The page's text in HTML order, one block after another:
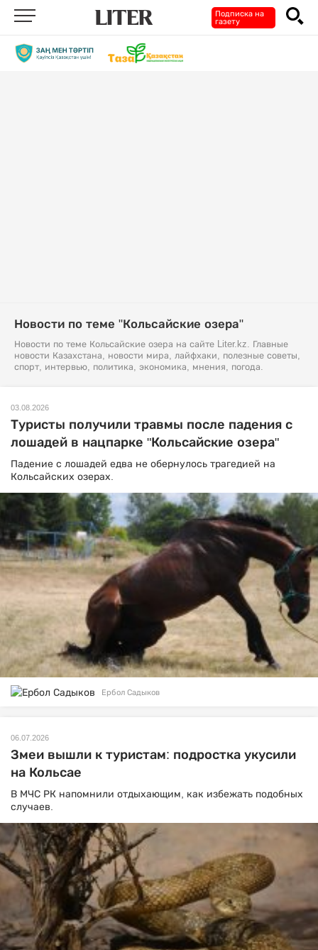
Подписка на
газету
Новости по теме "Кольсайские озера"
Новости по теме Кольсайские озера на сайте Liter.kz. Главные
новости Казахстана, новости мира, лайфхаки, полезные советы,
спорт, интервью, политика, экономика, мнения, погода.
03.08.2026
Туристы получили травмы после падения с
лошадей в нацпарке "Кольсайские озера"
Падение с лошадей едва не обернулось трагедией на
Кольсайских озерах.
Ербол Садыков
06.07.2026
Змеи вышли к туристам: подростка укусили
на Кольсае
В МЧС РК напомнили отдыхающим, как избежать подобных
случаев.